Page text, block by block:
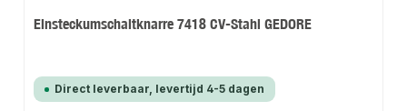
Einsteckumschaltknarre 7418 CV-Stahl GEDORE
Direct leverbaar, levertijd 4-5 dagen